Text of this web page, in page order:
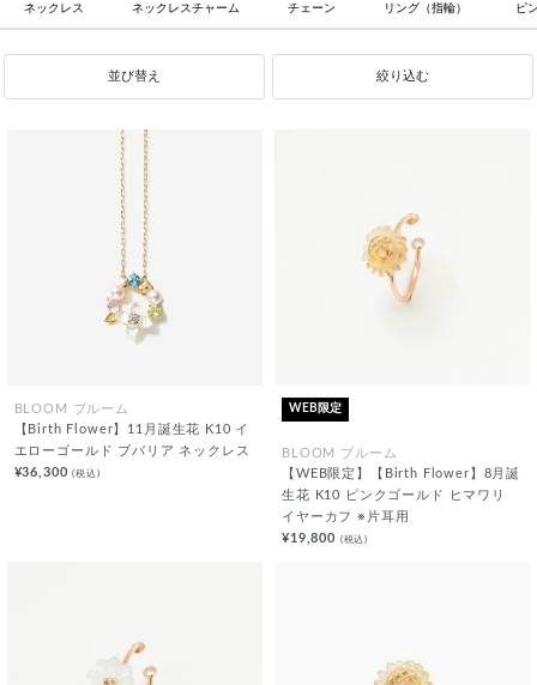
ネックレス ネックレスチャーム チェーン リング（指輪） ピ
並び替え 絞り込む
BLOOM ブルーム
【Birth Flower】11月誕生花 K10 イ
エローゴールド ブバリア ネックレス
¥36,300(税込)
WEB限定
BLOOM ブルーム
【WEB限定】【Birth Flower】8月誕
生花 K10 ピンクゴールド ヒマワリ
イヤーカフ ※片耳用
¥19,800 (税込)